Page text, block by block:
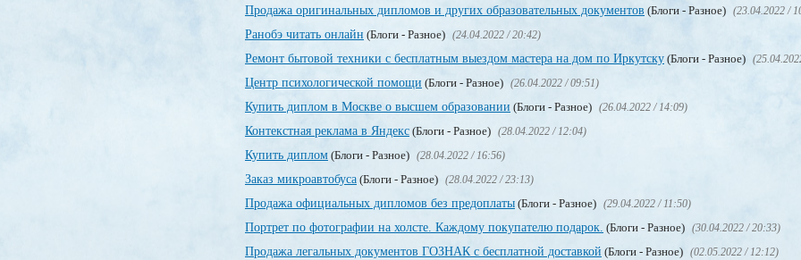
Продажа оригинальных дипломов и других образовательных документов (Блоги - Разное) (23.04.2022 /
Ранобэ читать онлайн (Блоги - Разное) (24.04.2022 / 20:42)
Ремонт бытовой техники с бесплатным выездом мастера на дом по Иркутску (Блоги - Разное)
Центр психологической помощи (Блоги - Разное) (26.04.2022 / 09:51)
Купить диплом в Москве о высшем образовании (Блоги - Разное) (26.04.2022 / 14:09)
Контекстная реклама в Яндекс (Блоги - Разное) (28.04.2022 / 12:04)
Купить диплом (Блоги - Разное) (28.04.2022 / 16:56)
Заказ микроавтобуса (Блоги - Разное) (28.04.2022 / 23:13)
Продажа официальных дипломов без предоплаты (Блоги - Разное) (29.04.2022 / 11:50)
Портрет по фотографии на холсте. Каждому покупателю подарок. (Блоги - Разное) (30.04.2022 / 20:33)
Продажа легальных документов ГОЗНАК с бесплатной доставкой (Блоги - Разное) (02.05.2022 / 12:12)